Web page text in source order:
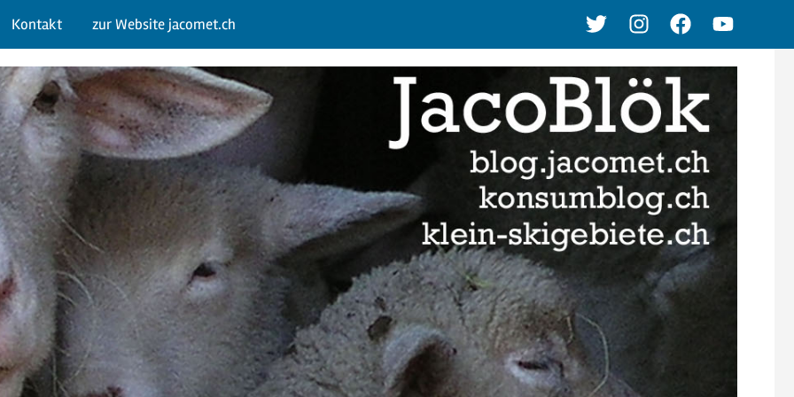
TwitterInstagramFacebookYoutube
Kontakt zur Website jacomet.ch